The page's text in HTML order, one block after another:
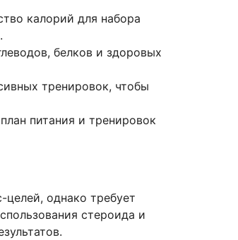
калорий для набора
белков и здоровых
тренировок, чтобы
питания и тренировок
однако требует
стероида и